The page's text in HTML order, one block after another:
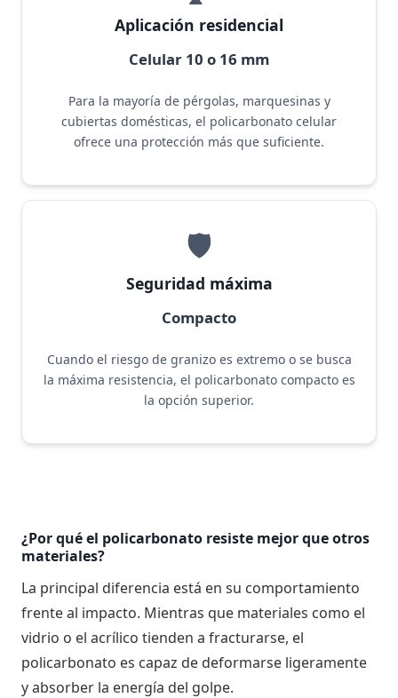
Aplicación residencial
Celular 10 o 16 mm
Para la mayoría de pérgolas, marquesinas y
cubiertas domésticas, el policarbonato celular
ofrece una protección más que suficiente.
🛡️
Seguridad máxima
Compacto
Cuando el riesgo de granizo es extremo o se busca
la máxima resistencia, el policarbonato compacto es
la opción superior.
¿Por qué el policarbonato resiste mejor que otros
materiales?
La principal diferencia está en su comportamiento
frente al impacto. Mientras que materiales como el
vidrio o el acrílico tienden a fracturarse, el
policarbonato es capaz de deformarse ligeramente
y absorber la energía del golpe.